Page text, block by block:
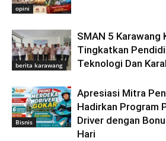
opini
berita karawang
SMAN 5 Karawang
Tingkatkan
Teknologi Dan
Bisnis
Apresiasi Mitra
Hadirkan Program
Driver dengan
Hari